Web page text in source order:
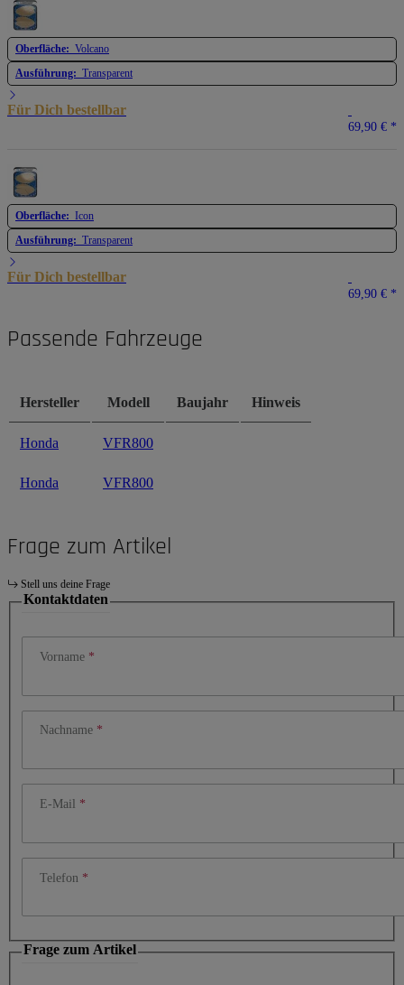
Oberfläche: Volcano
Ausführung: Transparent
Für Dich bestellbar
69,90 € *
Oberfläche: Icon
Ausführung: Transparent
Für Dich bestellbar
69,90 € *
Passende Fahrzeuge
Hersteller Modell Baujahr Hinweis
Honda VFR800
Honda VFR800
Frage zum Artikel
Stell uns deine Frage
Kontaktdaten
Vorname
Nachname
E-Mail
Telefon
Frage zum Artikel